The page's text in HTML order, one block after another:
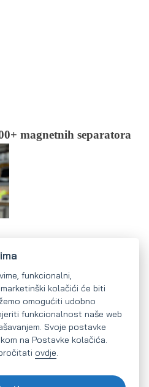
magnetnih separatora
funkcionalni,
kolačići će biti
omogućiti udobno
funkcionalnost naše web
Svoje postavke
na Postavke kolačića.
ovdje.